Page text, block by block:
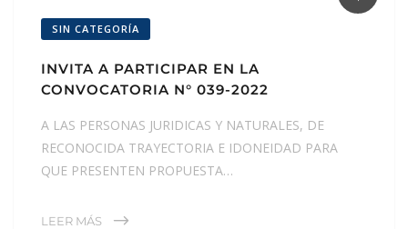
SIN CATEGORÍA
INVITA A PARTICIPAR EN LA
CONVOCATORIA N° 039-2022
A LAS PERSONAS JURIDICAS Y NATURALES, DE
RECONOCIDA TRAYECTORIA E IDONEIDAD PARA
QUE PRESENTEN PROPUESTA…
LEER MÁS